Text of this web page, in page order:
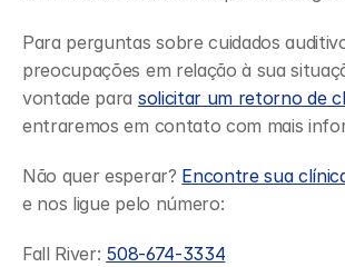
Para perguntas sobre cuidados
preocupações em relação à sua
vontade para solicitar um retorno de
entraremos em contato com mais
Não quer esperar? Encontre sua
e nos ligue pelo número:
Fall River: 508-674-3334